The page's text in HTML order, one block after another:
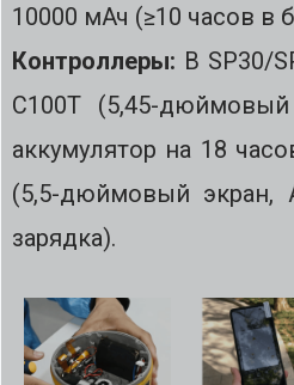
10000 мАч (≥10 часов в
Контроллеры: В SP30/
C100T (5,45-
аккумулятор на 18
(5,5-дюймовый экран,
зарядка).